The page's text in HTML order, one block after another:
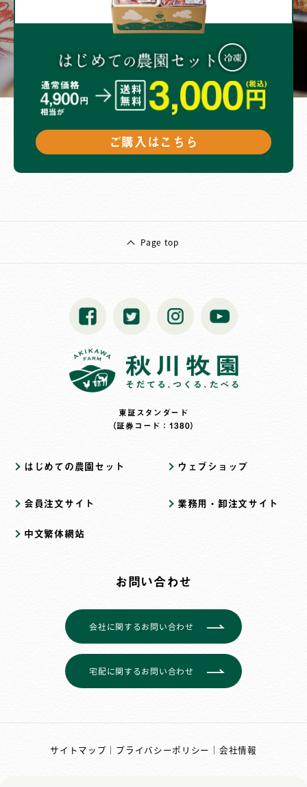
ご購入はこちら
Page top
東証スタンダード
（証券コード：1380）
はじめての農園セット ウェブショップ
会員注文サイト 業務用・卸注文サイト
中文繁体網站
お問い合わせ
会社に関するお問い合わせ
宅配に関するお問い合わせ
サイトマップ ｜ プライバシーポリシー ｜ 会社情報